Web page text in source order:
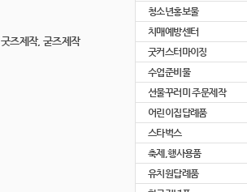
굿즈제작, 굳즈제작
청소년홍보물
치매예방센터
굿커스터마이징
수업준비물
선물꾸러미 주문제작
어린이집답례품
스타벅스
축제,행사용품
유치원답례품